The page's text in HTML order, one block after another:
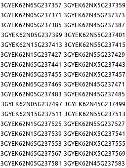
3GYEK62N65G237357 3GYEK62NX5G237359
3GYEK62N05G237371 3GYEK62N45G237373
3GYEK62N05G237385 3GYEK62N45G237387
3GYEK62N05G237399 3GYEK62N55G237401
3GYEK62N15G237413 3GYEK62N55G237415
3GYEK62N15G237427 3GYEK62N55G237429
3GYEK62N65G237441 3GYEK62NX5G237443
3GYEK62N65G237455 3GYEK62NX5G237457
3GYEK62N65G237469 3GYEK62N45G237471
3GYEK62N05G237483 3GYEK62N45G237485
3GYEK62N05G237497 3GYEK62N45G237499
3GYEK62N15G237511 3GYEK62N55G237513
3GYEK62N15G237525 3GYEK62N55G237527
3GYEK62N15G237539 3GYEK62NX5G237541
3GYEK62N65G237553 3GYEK62NX5G237555
3GYEK62N65G237567 3GYEK62NX5G237569
3GYEK62N05G237581 3GYEK62N45G237583